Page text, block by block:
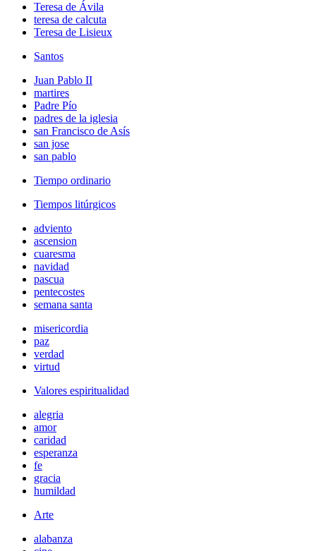
Teresa de Ávila
teresa de calcuta
Teresa de Lisieux
Santos
Juan Pablo II
martires
Padre Pío
padres de la iglesia
san Francisco de Asís
san jose
san pablo
Tiempo ordinario
Tiempos litúrgicos
adviento
ascension
cuaresma
navidad
pascua
pentecostes
semana santa
misericordia
paz
verdad
virtud
Valores espiritualidad
alegria
amor
caridad
esperanza
fe
gracia
humildad
Arte
alabanza